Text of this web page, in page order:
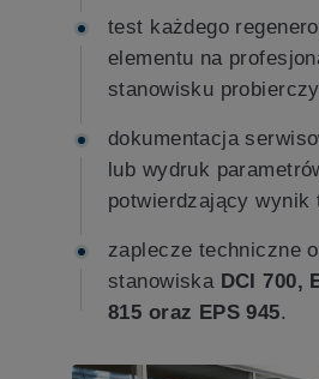
test każdego
elementu na
stanowisku
dokumentacja
lub wydruk
potwierdzający wynik
zaplecze techniczne
stanowiska DCI 700,
815 oraz EPS 945.